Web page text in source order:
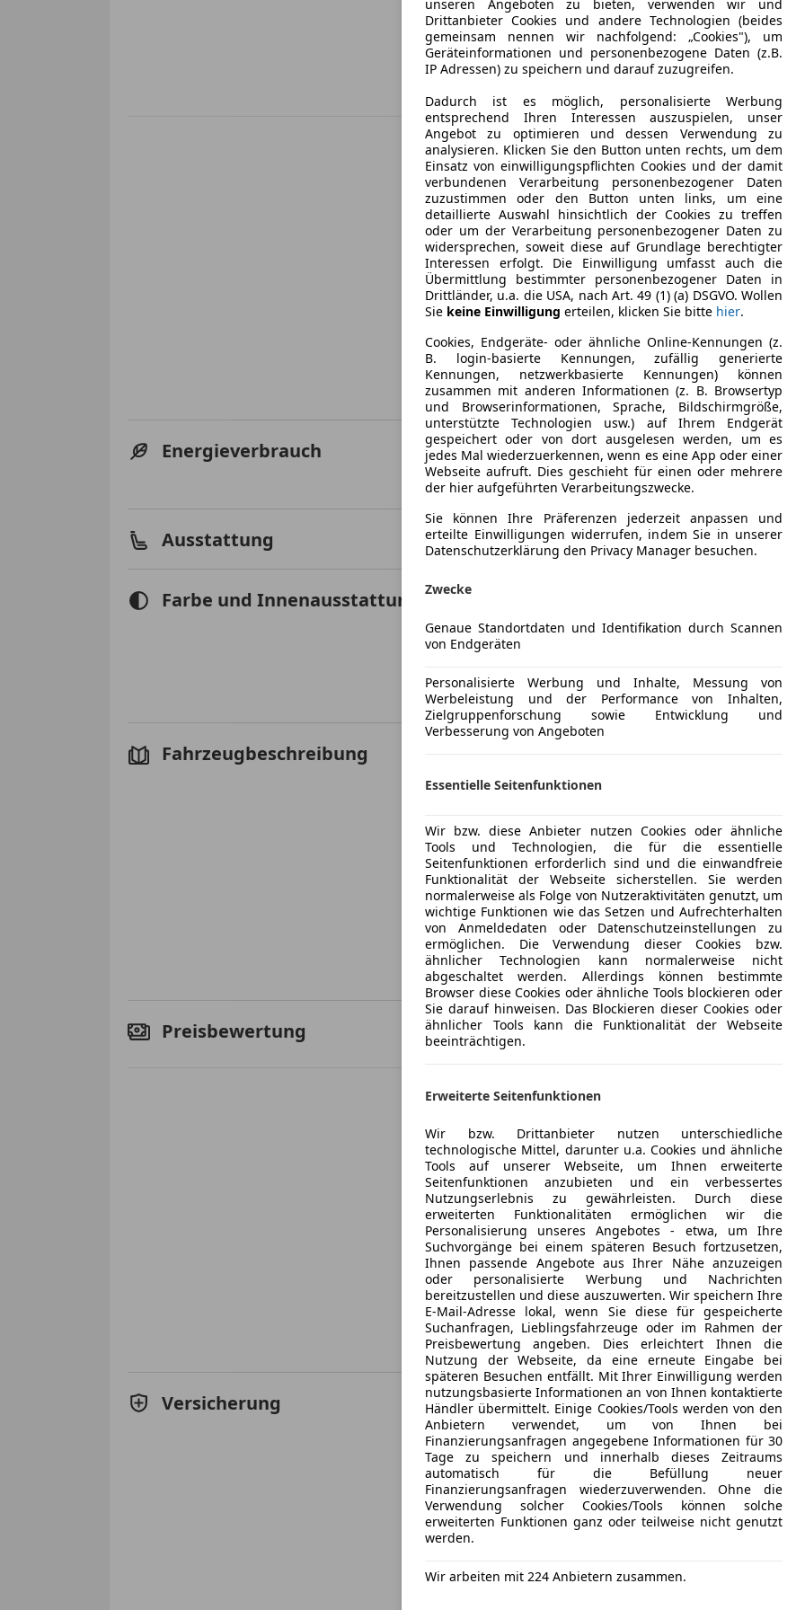
Getriebe
Hubraum
2 998 cm³
Energieverbrauch Schadstoffklasse
Euro 6d
Anderer Energieträger
Ausstattung Komfort
360°
Unterhaltung/Media
Apple
Bluetooth
DAB-Radio
USB
Sicherheit
ABS
ESP
Isofix
Kopfairbag
Laserlicht
Mehr anzeigen
Farbe und Innenausstattung Außenfarbe
Farbe laut Hersteller
Innenausstattung
Vollleder
Fahrzeugbeschreibung
elektrische AHK
BMW Display Key
Driving Assistant Professional
Getränkehalter mit Kühl/Wärmefunktion
Soft Close
Panoramadach
harman/kardon
Komfortzugang
BMW-Gestiksteuerung...
Finanzierung auch OHNE Anzahlung möglich
Gebrauchtwagen-GARANTIE bis zu 36 MONATE
Für Besichtigung und Probefahrt bitten wir um
Terminvereinbarung
Hr. Kristo
KFZ-Auslieferung gegen Aufpreis innerhalb von
Der Verkäufer haftet nicht für
erungen/Zwischenverkauf vorbehalten.
3. Bremsleuchte LED, Akustischer
Allradantrieb, Antriebsart: xDrive (Allrad),
Chromblenden, Ausstattungs-Paket: Connected
Paket: Connected Teaser, Service-System: Remote
Concierge Services, Service-System: Real Time
System: Remote 3D View, BMW Live Cockpit
Bremsenergierückgewinnung
Bremsleuchte, Erste Hilfe-Kasten / Verbandkasten,
passiv, Fußmatten Velours, Heckklappe zweiteilig,
Interieurleisten Aluminium Mesheffect,
(Geruchsfilter), Kopfstützen hinten, Lenksäule
Sport, Mittelarmlehne hinten, Nebelschlussleuchte,
Mehr anzeigen
Preisbewertung Mehr anzeigen
Versicherung Kfz-Versicherung
Versicherungsschutz an Ihre Bedürfnisse
Freischaden-Gutschein ab Stufe 0
Auto einfach online versichern & Rabatt holen
Jetzt berechnen
unseren Angeboten zu bieten, verwenden wir und
Drittanbieter Cookies und andere Technologien (beides
gemeinsam nennen wir nachfolgend: „Cookies"), um
Geräteinformationen und personenbezogene Daten (z.B.
IP Adressen) zu speichern und darauf zuzugreifen.
Dadurch ist es möglich, personalisierte Werbung
entsprechend Ihren Interessen auszuspielen, unser
Angebot zu optimieren und dessen Verwendung zu
analysieren. Klicken Sie den Button unten rechts, um dem
Einsatz von einwilligungspflichten Cookies und der damit
verbundenen Verarbeitung personenbezogener Daten
zuzustimmen oder den Button unten links, um eine
detaillierte Auswahl hinsichtlich der Cookies zu treffen
oder um der Verarbeitung personenbezogener Daten zu
widersprechen, soweit diese auf Grundlage berechtigter
Interessen erfolgt. Die Einwilligung umfasst auch die
Übermittlung bestimmter personenbezogener Daten in
Drittländer, u.a. die USA, nach Art. 49 (1) (a) DSGVO. Wollen
Sie keine Einwilligung erteilen, klicken Sie bitte hier.
Cookies, Endgeräte- oder ähnliche Online-Kennungen (z.
B. login-basierte Kennungen, zufällig generierte
Kennungen, netzwerkbasierte Kennungen) können
zusammen mit anderen Informationen (z. B. Browsertyp
und Browserinformationen, Sprache, Bildschirmgröße,
unterstützte Technologien usw.) auf Ihrem Endgerät
gespeichert oder von dort ausgelesen werden, um es
jedes Mal wiederzuerkennen, wenn es eine App oder einer
Webseite aufruft. Dies geschieht für einen oder mehrere
der hier aufgeführten Verarbeitungszwecke.
Sie können Ihre Präferenzen jederzeit anpassen und
erteilte Einwilligungen widerrufen, indem Sie in unserer
Datenschutzerklärung den Privacy Manager besuchen.
Zwecke
Genaue Standortdaten und Identifikation durch Scannen
von Endgeräten
Personalisierte Werbung und Inhalte, Messung von
Werbeleistung und der Performance von Inhalten,
Zielgruppenforschung sowie Entwicklung und
Verbesserung von Angeboten
Essentielle Seitenfunktionen
Wir bzw. diese Anbieter nutzen Cookies oder ähnliche
Tools und Technologien, die für die essentielle
Seitenfunktionen erforderlich sind und die einwandfreie
Funktionalität der Webseite sicherstellen. Sie werden
normalerweise als Folge von Nutzeraktivitäten genutzt, um
wichtige Funktionen wie das Setzen und Aufrechterhalten
von Anmeldedaten oder Datenschutzeinstellungen zu
ermöglichen. Die Verwendung dieser Cookies bzw.
ähnlicher Technologien kann normalerweise nicht
abgeschaltet werden. Allerdings können bestimmte
Browser diese Cookies oder ähnliche Tools blockieren oder
Sie darauf hinweisen. Das Blockieren dieser Cookies oder
ähnlicher Tools kann die Funktionalität der Webseite
beeinträchtigen.
Erweiterte Seitenfunktionen
Wir bzw. Drittanbieter nutzen unterschiedliche
technologische Mittel, darunter u.a. Cookies und ähnliche
Tools auf unserer Webseite, um Ihnen erweiterte
Seitenfunktionen anzubieten und ein verbessertes
Nutzungserlebnis zu gewährleisten. Durch diese
erweiterten Funktionalitäten ermöglichen wir die
Personalisierung unseres Angebotes - etwa, um Ihre
Suchvorgänge bei einem späteren Besuch fortzusetzen,
Ihnen passende Angebote aus Ihrer Nähe anzuzeigen
oder personalisierte Werbung und Nachrichten
bereitzustellen und diese auszuwerten. Wir speichern Ihre
E-Mail-Adresse lokal, wenn Sie diese für gespeicherte
Suchanfragen, Lieblingsfahrzeuge oder im Rahmen der
Preisbewertung angeben. Dies erleichtert Ihnen die
Nutzung der Webseite, da eine erneute Eingabe bei
späteren Besuchen entfällt. Mit Ihrer Einwilligung werden
nutzungsbasierte Informationen an von Ihnen kontaktierte
Händler übermittelt. Einige Cookies/Tools werden von den
Anbietern verwendet, um von Ihnen bei
Finanzierungsanfragen angegebene Informationen für 30
Tage zu speichern und innerhalb dieses Zeitraums
automatisch für die Befüllung neuer
Finanzierungsanfragen wiederzuverwenden. Ohne die
Verwendung solcher Cookies/Tools können solche
erweiterten Funktionen ganz oder teilweise nicht genutzt
werden.
Wir arbeiten mit 224 Anbietern zusammen.